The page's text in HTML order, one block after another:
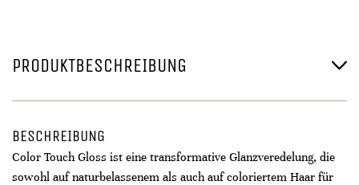
PRODUKTBESCHREIBUNG
BESCHREIBUNG
Color Touch Gloss ist eine transformative Glanzveredelung, die
sowohl auf naturbelassenem als auch auf coloriertem Haar für